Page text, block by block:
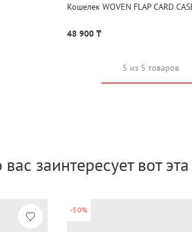
Кошелек WOVEN FLAP CARD
48 900 ₸
5 из 5 товаров
заинтересует вот
-50%